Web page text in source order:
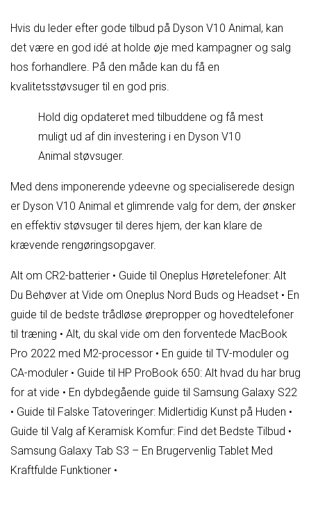
Hvis du leder efter gode tilbud på Dyson V10 Animal, kan
det være en god idé at holde øje med kampagner og salg
hos forhandlere. På den måde kan du få en
kvalitetsstøvsuger til en god pris.
Hold dig opdateret med tilbuddene og få mest
muligt ud af din investering i en Dyson V10
Animal støvsuger.
Med dens imponerende ydeevne og specialiserede design
er Dyson V10 Animal et glimrende valg for dem, der ønsker
en effektiv støvsuger til deres hjem, der kan klare de
krævende rengøringsopgaver.
Alt om CR2-batterier • Guide til Oneplus Høretelefoner: Alt
Du Behøver at Vide om Oneplus Nord Buds og Headset • En
guide til de bedste trådløse ørepropper og hovedtelefoner
til træning • Alt, du skal vide om den forventede MacBook
Pro 2022 med M2-processor • En guide til TV-moduler og
CA-moduler • Guide til HP ProBook 650: Alt hvad du har brug
for at vide • En dybdegående guide til Samsung Galaxy S22
• Guide til Falske Tatoveringer: Midlertidig Kunst på Huden •
Guide til Valg af Keramisk Komfur: Find det Bedste Tilbud •
Samsung Galaxy Tab S3 – En Brugervenlig Tablet Med
Kraftfulde Funktioner •